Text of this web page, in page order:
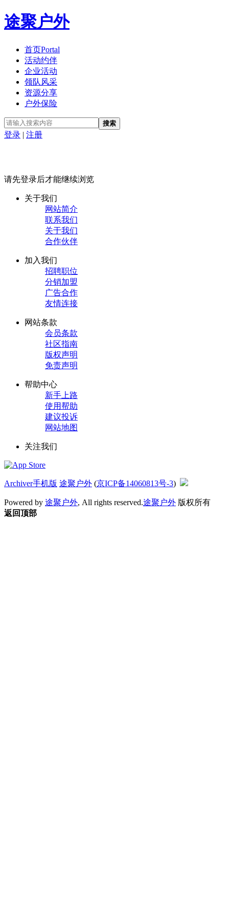
途聚户外
首页Portal
活动约伴
企业活动
领队风采
资源分享
户外保险
搜索
登录 | 注册
请先登录后才能继续浏览
关于我们
网站简介
联系我们
关于我们
合作伙伴
加入我们
招聘职位
分销加盟
广告合作
友情连接
网站条款
会员条款
社区指南
版权声明
免责声明
帮助中心
新手上路
使用帮助
建议投诉
网站地图
关注我们
Archiver手机版 途聚户外 (京ICP备14060813号-3)
Powered by 途聚户外, All rights reserved.途聚户外 版权所有
返回顶部